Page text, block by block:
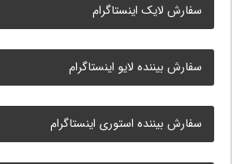
سفارش لایک اینستاگرام
سفارش بیننده لایو اینستاگرام
سفارش بیننده استوری اینستاگرام